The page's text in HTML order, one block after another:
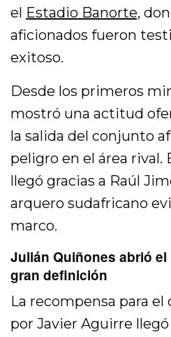
el Estadio Banorte,
aficionados fueron
exitoso.
Desde los primeros
mostró una actitud
la salida del conjunto
peligro en el área rival.
llegó gracias a Raúl
arquero sudafricano
marco.
Julián Quiñones abrió
gran definición
La recompensa para
por Javier Aguirre